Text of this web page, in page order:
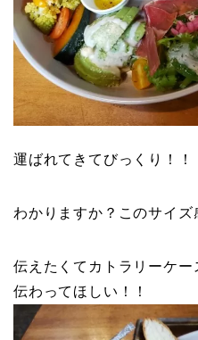
運ばれてきてびっくり！！
わかりますか？このサイズ
伝えたくてカトラリーケ
伝わってほしい！！